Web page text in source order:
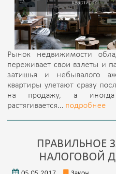
Рынок недвижимости
переживает свои взлёты и
затишья и небывалого
квартиры улетают сразу
на продажу, а
растягивается... подробнее
ПРАВИЛЬНОЕ
НАЛОГОВОЙ